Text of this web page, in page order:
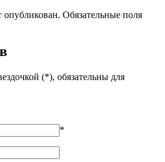
опубликован. Обязательные поля
(*), обязательны для
*